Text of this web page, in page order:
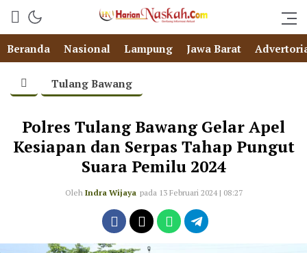
Beranda Nasional Lampung Jawa Barat
Tulang Bawang
Polres Tulang Bawang Gelar Apel
Kesiapan dan Serpas Tahap Pungut
Suara Pemilu 2024
Oleh Indra Wijaya pada 13 Februari 2024 | 08:27